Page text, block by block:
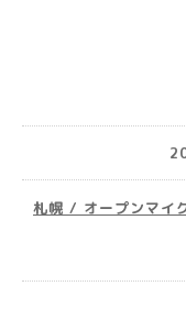
札幌 / オープンマイ